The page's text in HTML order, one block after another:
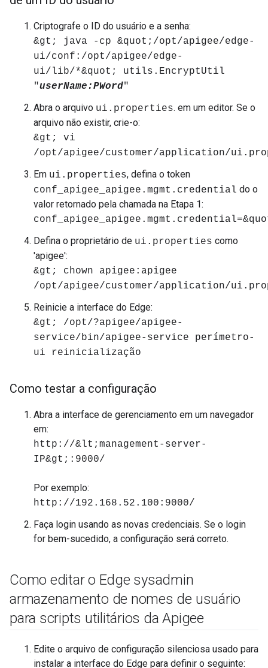
Criptografe o ID do usuário e a senha:
&gt; java -cp &quot;/opt/apigee/edge-
ui/conf:/opt/apigee/edge-
ui/lib/*&quot; utils.EncryptUtil
"userName:PWord"
Abra o arquivo ui.properties. em um editor. Se o
arquivo não existir, crie-o:
&gt; vi
/opt/apigee/customer/application/
Em ui.properties, defina o token
conf_apigee_apigee.mgmt.credential do o
valor retornado pela chamada na Etapa 1:
Defina o proprietário de ui.properties como
'apigee':
&gt; chown apigee:apigee
/opt/apigee/customer/application/
Reinicie a interface do Edge:
&gt; /opt/?apigee/apigee-
service/bin/apigee-service perímetro-
ui reinicialização
Como testar a configuração
Abra a interface de gerenciamento em um navegador
em:
http://&lt;management-server-
IP&gt;:9000/
Por exemplo:
http://192.168.52.100:9000/
Faça login usando as novas credenciais. Se o login
for bem-sucedido, a configuração será correto.
Como editar o Edge sysadmin
armazenamento de nomes de usuário
para scripts utilitários da Apigee
Edite o arquivo de configuração silenciosa usado para
instalar a interface do Edge para definir o seguinte: